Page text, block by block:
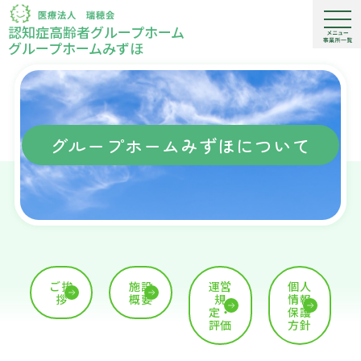
グループホームみずほについて
ご挨
拶
施設
概要
運営
規
定・
評価
個人
情報
保護
方針
認知症高齢者グループホーム
グループホームみずほ